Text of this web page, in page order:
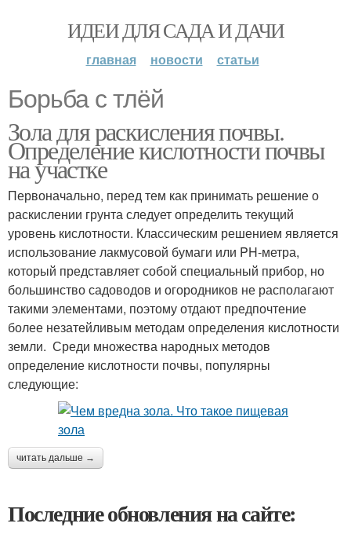
ИДЕИ ДЛЯ САДА И ДАЧИ
главная новости статьи
Борьба с тлёй
Зола для раскисления почвы.
Определение кислотности почвы
на участке
Первоначально, перед тем как принимать решение о
раскислении грунта следует определить текущий
уровень кислотности. Классическим решением является
использование лакмусовой бумаги или PH-метра,
который представляет собой специальный прибор, но
большинство садоводов и огородников не располагают
такими элементами, поэтому отдают предпочтение
более незатейливым методам определения кислотности
земли. Среди множества народных методов
определение кислотности почвы, популярны
следующие:
читать дальше →
Последние обновления на сайте: